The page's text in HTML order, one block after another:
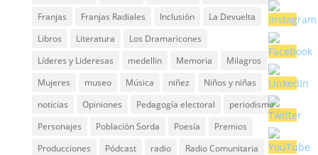
Franjas
Franjas Radiales Inclusión
La Devuelta
Libros
Literatura
Los Dramaricones
Líderes y Lideresas
medellin Memoria
Milagros
Mujeres
museo Música niñez
Niños y niñas
noticias
Opiniones Pedagogía electoral
periodismo
Personajes
Población Sorda Poesía
Premios
Producciones
Pódcast radio
Radio Comunitaria